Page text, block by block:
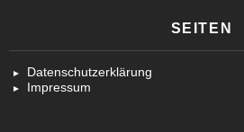
SEITEN
Datenschutzerklärung
Impressum